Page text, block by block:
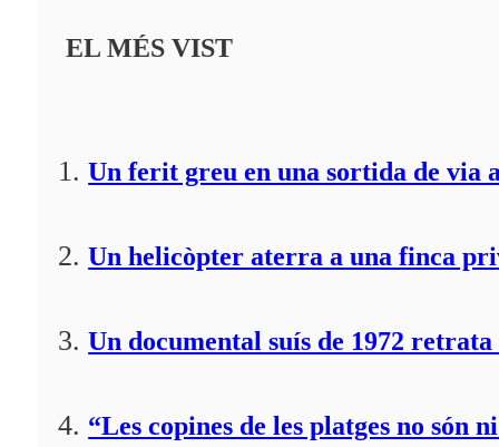
EL MÉS VIST
Un ferit greu en una sortida de via
Un helicòpter aterra a una finca
Un documental suís de 1972
“Les copines de les platges no